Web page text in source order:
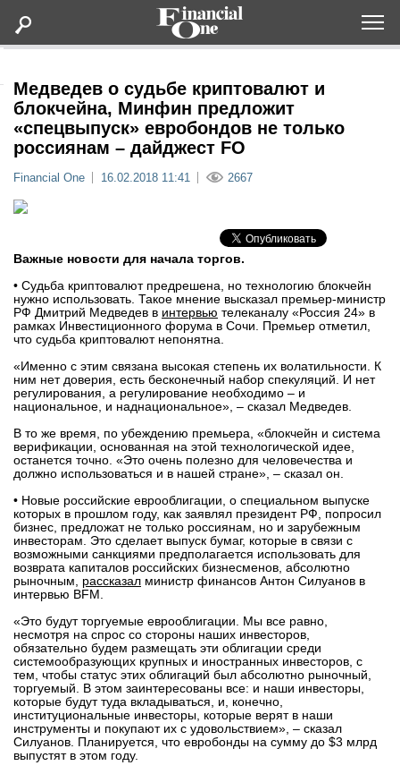
Статьи
Дайджесты
Новости
Интервью
телеграм
Стать автором
Вход
Медведев о судьбе криптовалют и
блокчейна, Минфин предложит
«спецвыпуск» евробондов не только
россиянам – дайджест FO
Financial One 16.02.2018 11:41 2667
Важные новости для начала торгов.
• Судьба криптовалют предрешена, но технологию блокчейн
нужно использовать. Такое мнение высказал премьер-министр
РФ Дмитрий Медведев в интервью телеканалу «Россия 24» в
рамках Инвестиционного форума в Сочи. Премьер отметил,
что судьба криптовалют непонятна.
«Именно с этим связана высокая степень их волатильности. К
ним нет доверия, есть бесконечный набор спекуляций. И нет
регулирования, а регулирование необходимо – и
национальное, и наднациональное», – сказал Медведев.
В то же время, по убеждению премьера, «блокчейн и система
верификации, основанная на этой технологической идее,
останется точно. «Это очень полезно для человечества и
должно использоваться и в нашей стране», – сказал он.
• Новые российские еврооблигации, о специальном выпуске
которых в прошлом году, как заявлял президент РФ, попросил
бизнес, предложат не только россиянам, но и зарубежным
инвесторам. Это сделает выпуск бумаг, которые в связи с
возможными санкциями предполагается использовать для
возврата капиталов российских бизнесменов, абсолютно
рыночным, рассказал министр финансов Антон Силуанов в
интервью BFM.
«Это будут торгуемые еврооблигации. Мы все равно,
несмотря на спрос со стороны наших инвесторов,
обязательно будем размещать эти облигации среди
системообразующих крупных и иностранных инвесторов, с
тем, чтобы статус этих облигаций был абсолютно рыночный,
торгуемый. В этом заинтересованы все: и наши инвесторы,
которые будут туда вкладываться, и, конечно,
институциональные инвесторы, которые верят в наши
инструменты и покупают их с удовольствием», – сказал
Силуанов. Планируется, что евробонды на сумму до $3 млрд
выпустят в этом году.